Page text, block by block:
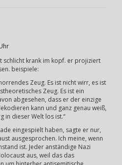
krank im kopf. er projiziert
beispiele:
Zeug. Es ist nicht wirr, es ist
Zeug. Es ist ein
abgesehen, dass er der einzige
kann und ganz genau weiß,
in dieser Welt los ist.“
eingespielt haben, sagte er nur,
ausgesprochen. Ich meine, wenn
ist. Jeder anständige Nazi
aus, weil das das